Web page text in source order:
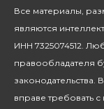
Посуда
Все материалы,
являются
ИНН 7325074512.
правообладателя
вправе требовать